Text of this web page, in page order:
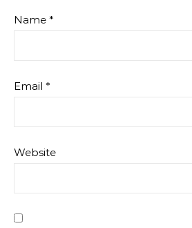
Name *
Email *
Website